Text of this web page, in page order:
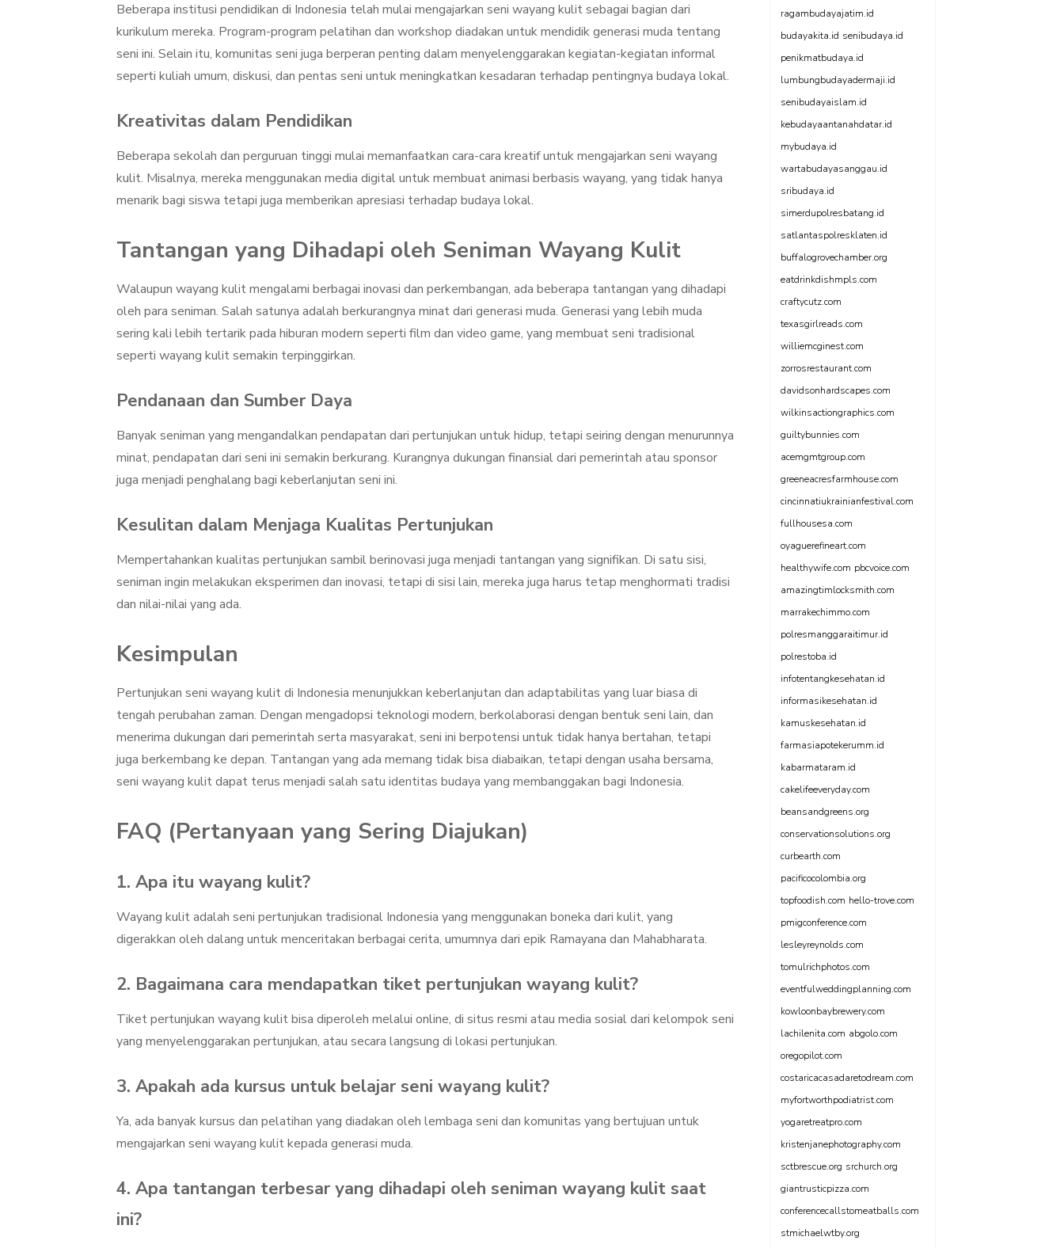
Beberapa institusi pendidikan di Indonesia telah mulai mengajarkan seni wayang kulit sebagai bagian dari
kurikulum mereka. Program-program pelatihan dan workshop diadakan untuk mendidik generasi muda tentang
seni ini. Selain itu, komunitas seni juga berperan penting dalam menyelenggarakan kegiatan-kegiatan informal
seperti kuliah umum, diskusi, dan pentas seni untuk meningkatkan kesadaran terhadap pentingnya budaya lokal.
Kreativitas dalam Pendidikan
Beberapa sekolah dan perguruan tinggi mulai memanfaatkan cara-cara kreatif untuk mengajarkan seni wayang
kulit. Misalnya, mereka menggunakan media digital untuk membuat animasi berbasis wayang, yang tidak hanya
menarik bagi siswa tetapi juga memberikan apresiasi terhadap budaya lokal.
Tantangan yang Dihadapi oleh Seniman Wayang Kulit
Walaupun wayang kulit mengalami berbagai inovasi dan perkembangan, ada beberapa tantangan yang dihadapi
oleh para seniman. Salah satunya adalah berkurangnya minat dari generasi muda. Generasi yang lebih muda
sering kali lebih tertarik pada hiburan modern seperti film dan video game, yang membuat seni tradisional
seperti wayang kulit semakin terpinggirkan.
Pendanaan dan Sumber Daya
Banyak seniman yang mengandalkan pendapatan dari pertunjukan untuk hidup, tetapi seiring dengan menurunnya
minat, pendapatan dari seni ini semakin berkurang. Kurangnya dukungan finansial dari pemerintah atau sponsor
juga menjadi penghalang bagi keberlanjutan seni ini.
Kesulitan dalam Menjaga Kualitas Pertunjukan
Mempertahankan kualitas pertunjukan sambil berinovasi juga menjadi tantangan yang signifikan. Di satu sisi,
seniman ingin melakukan eksperimen dan inovasi, tetapi di sisi lain, mereka juga harus tetap menghormati tradisi
dan nilai-nilai yang ada.
Kesimpulan
Pertunjukan seni wayang kulit di Indonesia menunjukkan keberlanjutan dan adaptabilitas yang luar biasa di
tengah perubahan zaman. Dengan mengadopsi teknologi modern, berkolaborasi dengan bentuk seni lain, dan
menerima dukungan dari pemerintah serta masyarakat, seni ini berpotensi untuk tidak hanya bertahan, tetapi
juga berkembang ke depan. Tantangan yang ada memang tidak bisa diabaikan, tetapi dengan usaha bersama,
seni wayang kulit dapat terus menjadi salah satu identitas budaya yang membanggakan bagi Indonesia.
FAQ (Pertanyaan yang Sering Diajukan)
1. Apa itu wayang kulit?
Wayang kulit adalah seni pertunjukan tradisional Indonesia yang menggunakan boneka dari kulit, yang
digerakkan oleh dalang untuk menceritakan berbagai cerita, umumnya dari epik Ramayana dan Mahabharata.
2. Bagaimana cara mendapatkan tiket pertunjukan wayang kulit?
Tiket pertunjukan wayang kulit bisa diperoleh melalui online, di situs resmi atau media sosial dari kelompok seni
yang menyelenggarakan pertunjukan, atau secara langsung di lokasi pertunjukan.
3. Apakah ada kursus untuk belajar seni wayang kulit?
Ya, ada banyak kursus dan pelatihan yang diadakan oleh lembaga seni dan komunitas yang bertujuan untuk
mengajarkan seni wayang kulit kepada generasi muda.
4. Apa tantangan terbesar yang dihadapi oleh seniman wayang kulit saat
ini?
ragambudayajatim.id
budayakita.id senibudaya.id
penikmatbudaya.id
lumbungbudayadermaji.id
senibudayaislam.id
kebudayaantanahdatar.id
mybudaya.id
wartabudayasanggau.id
sribudaya.id
simerdupolresbatang.id
satlantaspolresklaten.id
buffalogrovechamber.org
eatdrinkdishmpls.com
craftycutz.com
texasgirlreads.com
williemcginest.com
zorrosrestaurant.com
davidsonhardscapes.com
wilkinsactiongraphics.com
guiltybunnies.com
acemgmtgroup.com
greeneacresfarmhouse.com
cincinnatiukrainianfestival.com
fullhousesa.com
oyaguerefineart.com
healthywife.com pbcvoice.com
amazingtimlocksmith.com
marrakechimmo.com
polresmanggaraitimur.id
polrestoba.id
infotentangkesehatan.id
informasikesehatan.id
kamuskesehatan.id
farmasiapotekerumm.id
kabarmataram.id
cakelifeeveryday.com
beansandgreens.org
conservationsolutions.org
curbearth.com
pacificocolombia.org
topfoodish.com hello-trove.com
pmigconference.com
lesleyreynolds.com
tomulrichphotos.com
eventfulweddingplanning.com
kowloonbaybrewery.com
lachilenita.com abgolo.com
oregopilot.com
costaricacasadaretodream.com
myfortworthpodiatrist.com
yogaretreatpro.com
kristenjanephotography.com
sctbrescue.org srchurch.org
giantrusticpizza.com
conferencecallstomeatballs.com
stmichaelwtby.org